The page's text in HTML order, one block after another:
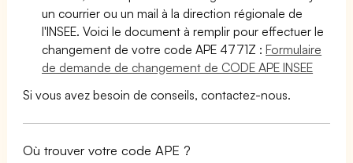
un courrier ou un mail à la direction régionale de
l'INSEE. Voici le document à remplir pour effectuer le
changement de votre code APE 4771Z :Formulaire
de demande de changement de CODE APE INSEE
Si vous avez besoin de conseils, contactez-nous.
Où trouver votre code APE ?